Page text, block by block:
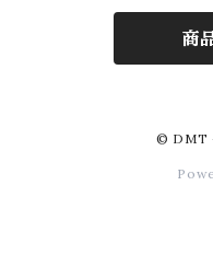
ASTOROPOLITAN
商
© DMT